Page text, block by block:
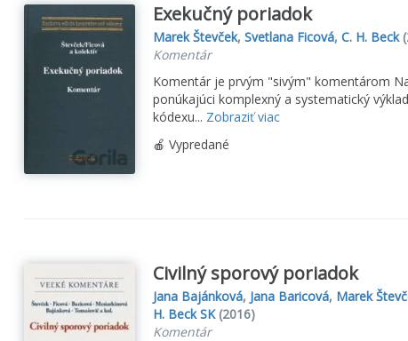
Exekučný poriadok
Marek Števček, Svetlana Ficová, C. H. Beck
Komentár
Komentár je prvým "sivým" komentárom
ponúkajúci komplexný a systematický
kódexu... Zobraziť viac
🍎 Vypredané
Civilný sporový poriadok
Jana Bajánková, Jana Baricová, Marek
H. Beck SK(2016)
Komentár